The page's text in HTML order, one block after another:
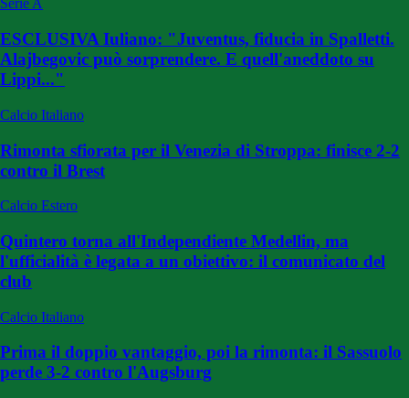
Serie A
ESCLUSIVA Iuliano: "Juventus, fiducia in Spalletti.
Alajbegovic può sorprendere. E quell'aneddoto su
Lippi..."
Calcio Italiano
Rimonta sfiorata per il Venezia di Stroppa: finisce 2-2
contro il Brest
Calcio Estero
Quintero torna all'Independiente Medellin, ma
l'ufficialità è legata a un obiettivo: il comunicato del
club
Calcio Italiano
Prima il doppio vantaggio, poi la rimonta: il Sassuolo
perde 3-2 contro l'Augsburg